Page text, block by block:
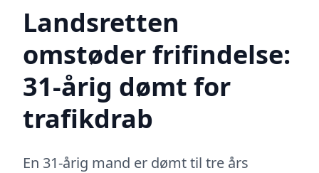
Landsretten
omstøder frifindelse:
31-årig dømt for
trafikdrab
En 31-årig mand er dømt til tre års